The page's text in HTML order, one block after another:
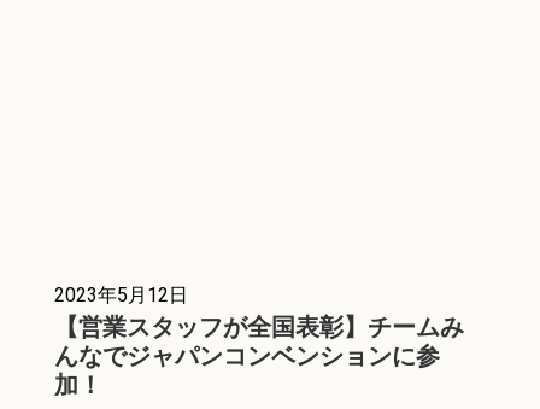
2023年5月12日
【営業スタッフが全国表彰】チームみ
んなでジャパンコンベンションに参
加！